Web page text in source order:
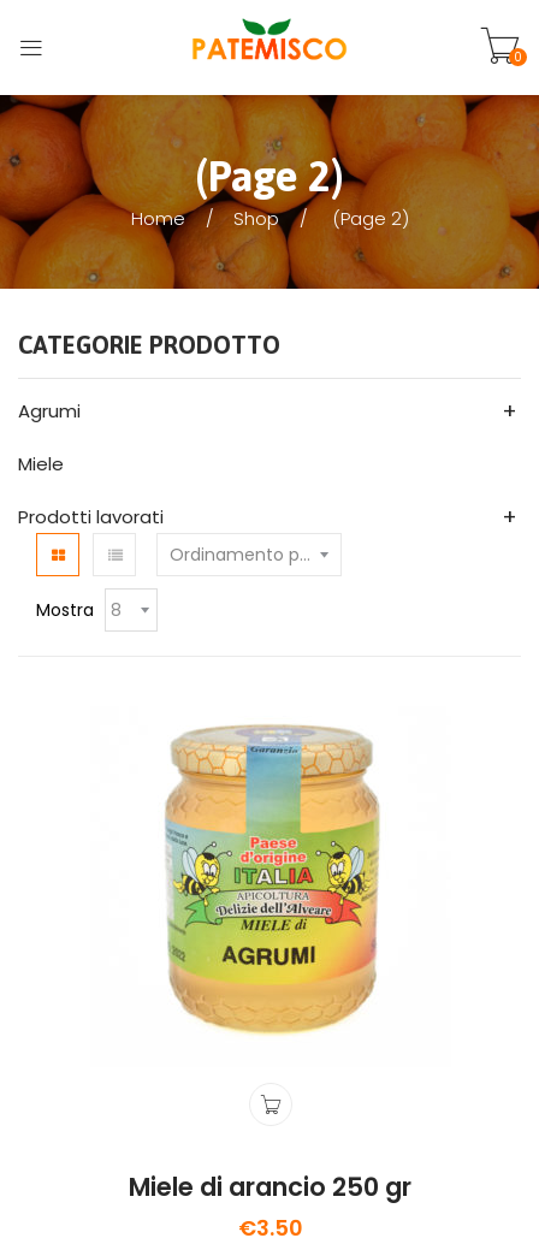
0
(Page 2)
Home Shop (Page 2)
CATEGORIE PRODOTTO
Agrumi +
Miele
Prodotti lavorati +
Mostra
Miele di arancio 250 gr
€3.50